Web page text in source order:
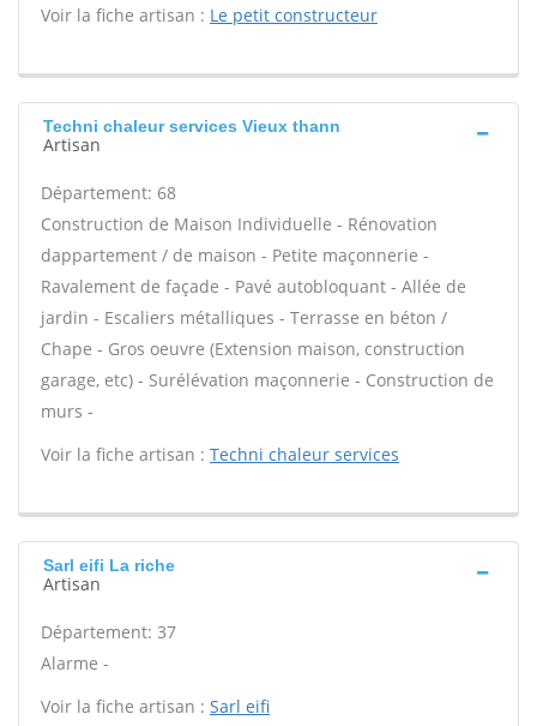
Voir la fiche artisan : Le petit constructeur
Techni chaleur services Vieux thann
Artisan
Département: 68
Construction de Maison Individuelle - Rénovation
dappartement / de maison - Petite maçonnerie -
Ravalement de façade - Pavé autobloquant - Allée de
jardin - Escaliers métalliques - Terrasse en béton /
Chape - Gros oeuvre (Extension maison, construction
garage, etc) - Surélévation maçonnerie - Construction de
murs -
Voir la fiche artisan : Techni chaleur services
Sarl eifi La riche
Artisan
Département: 37
Alarme -
Voir la fiche artisan : Sarl eifi